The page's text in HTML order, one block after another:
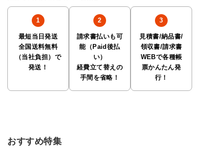
最短当日発送
全国送料無料
（当社負担）で
発送！
請求書払いも可
能（Paid後払
い）
経費立て替えの
手間を省略！
見積書/納品書/
領収書/請求書
WEBで各種帳
票かんたん発
行！
おすすめ特集